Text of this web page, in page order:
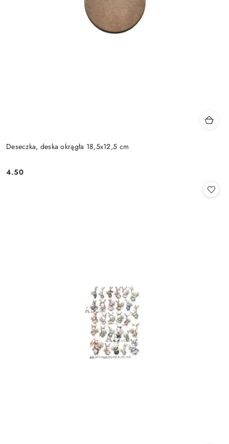
Deseczka, deska okrągła 18,5x12,5 cm
Cena:
4.50